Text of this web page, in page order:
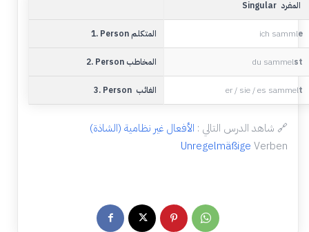
Singular
1. Personالمتكلم ich sammle
2. Person المخاطب du sammelst
3. Person الغائب er / sie / es sammelt
🔗 شاهد الدرس التالي : الأفعال غير نظامية (الشاذة)
Unregelmäßige Verben